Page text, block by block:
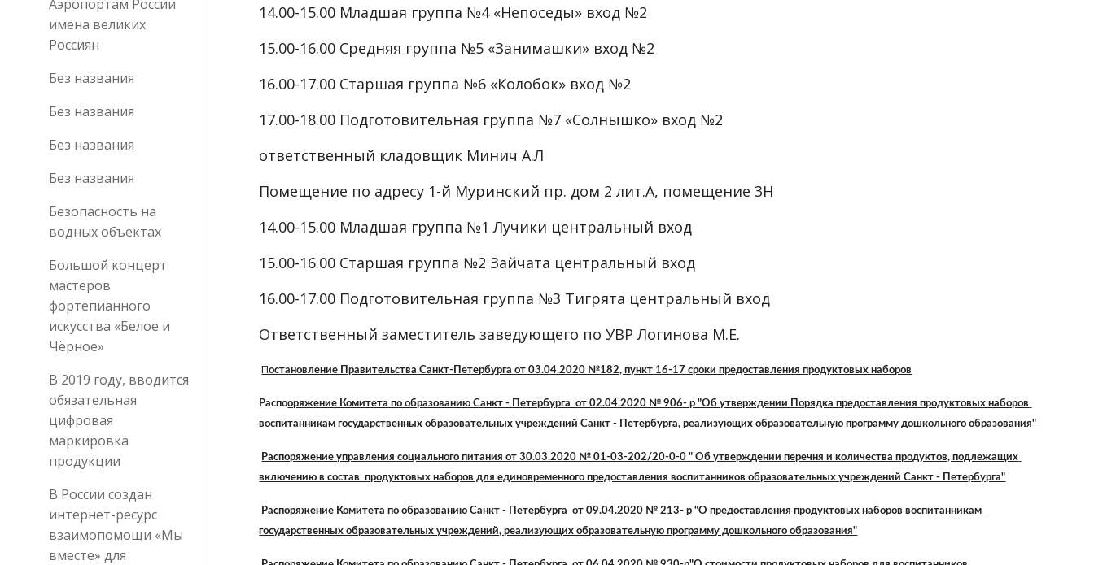
Аэропортам России
имена великих
Россиян
Без названия
Без названия
Без названия
Без названия
Безопасность на
водных объектах
Большой концерт
мастеров
фортепианного
искусства «Белое и
Чёрное»
В 2019 году, вводится
обязательная
цифровая
маркировка
продукции
В России создан
интернет-ресурс
взаимопомощи «Мы
вместе» для
14.00-15.00 Младшая группа №4 «Непоседы» вход №2
15.00-16.00 Средняя группа №5 «Занимашки» вход №2
16.00-17.00 Старшая группа №6 «Колобок» вход №2
17.00-18.00 Подготовительная группа №7 «Солнышко» вход №2
ответственный кладовщик Минич А.Л
Помещение по адресу 1-й Муринский пр. дом 2 лит.А, помещение 3Н
14.00-15.00 Младшая группа №1 Лучики центральный вход
15.00-16.00 Старшая группа №2 Зайчата центральный вход
16.00-17.00 Подготовительная группа №3 Тигрята центральный вход
Ответственный заместитель заведующего по УВР Логинова М.Е.
Постановление Правительства Санкт-Петербурга от 03.04.2020 №182, пункт 16-17 сроки предоставления продуктовых наборов
Распооряжение Комитета по образованию Санкт - Петербурга  от 02.04.2020 № 906- р "Об утверждении Порядка предоставления продуктовых наборов
воспитанникам государственных образовательных учреждений Санкт - Петербурга, реализующих образовательную программу дошкольного образования"
Распоряжение управления социального питания от 30.03.2020 № 01-03-202/20-0-0 " Об утверждении перечня и количества продуктов, подлежащих
включению в состав  продуктовых наборов для единовременного предоставления воспитанников образовательных учреждений Санкт - Петербурга"
Распоряжение Комитета по образованию Санкт - Петербурга  от 09.04.2020 № 213- р "О предоставления продуктовых наборов воспитанникам
государственных образовательных учреждений, реализующих образовательную программу дошкольного образования"